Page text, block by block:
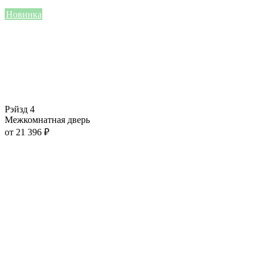
Новинка
Рэйзд 4
Межкомнатная дверь
от 21 396 ₽